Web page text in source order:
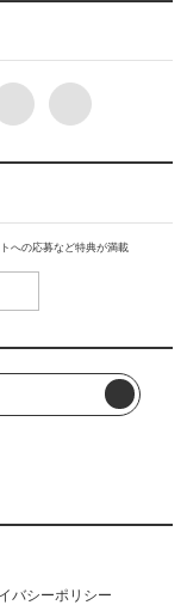
への応募など特典が満載
バシーポリシー